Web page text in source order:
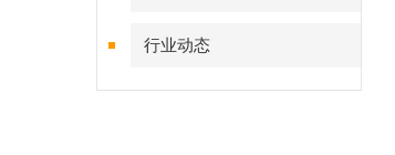
行业动态